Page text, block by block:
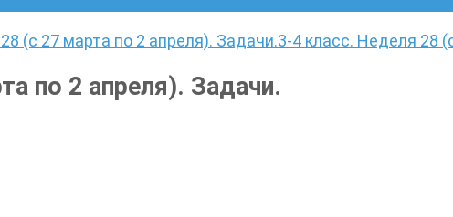
(с 27 марта по 2 апреля). Задачи.3-4 класс. Неделя 28
по 2 апреля). Задачи.